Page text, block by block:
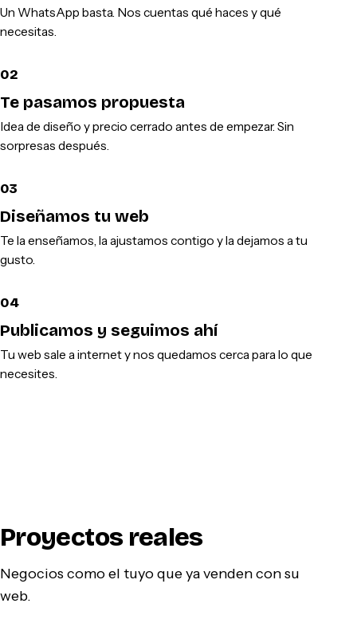
Un WhatsApp basta. Nos cuentas qué haces y qué
necesitas.
02
Te pasamos propuesta
Idea de diseño y precio cerrado antes de empezar. Sin
sorpresas después.
03
Diseñamos tu web
Te la enseñamos, la ajustamos contigo y la dejamos a tu
gusto.
04
Publicamos y seguimos ahí
Tu web sale a internet y nos quedamos cerca para lo que
necesites.
Proyectos reales
Negocios como el tuyo que ya venden con su
web.